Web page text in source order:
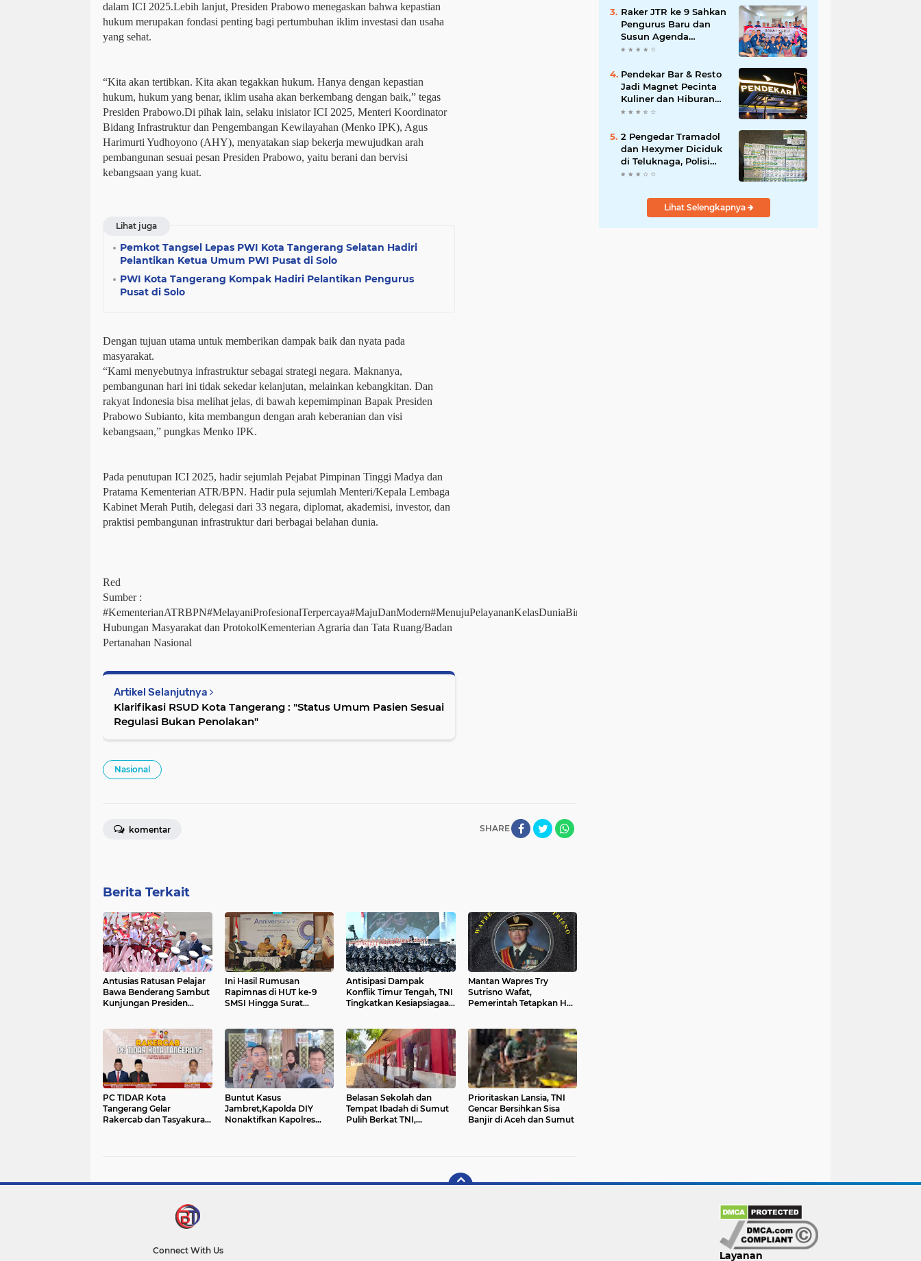
dalam ICI 2025.Lebih lanjut, Presiden Prabowo menegaskan bahwa kepastian
hukum merupakan fondasi penting bagi pertumbuhan iklim investasi dan usaha
yang sehat.
“Kita akan tertibkan. Kita akan tegakkan hukum. Hanya dengan kepastian
hukum, hukum yang benar, iklim usaha akan berkembang dengan baik,” tegas
Presiden Prabowo.Di pihak lain, selaku inisiator ICI 2025, Menteri Koordinator
Bidang Infrastruktur dan Pengembangan Kewilayahan (Menko IPK), Agus
Harimurti Yudhoyono (AHY), menyatakan siap bekerja mewujudkan arah
pembangunan sesuai pesan Presiden Prabowo, yaitu berani dan bervisi
kebangsaan yang kuat.
Lihat juga
Pemkot Tangsel Lepas PWI Kota Tangerang Selatan Hadiri
Pelantikan Ketua Umum PWI Pusat di Solo
PWI Kota Tangerang Kompak Hadiri Pelantikan Pengurus
Pusat di Solo
Dengan tujuan utama untuk memberikan dampak baik dan nyata pada
masyarakat.
“Kami menyebutnya infrastruktur sebagai strategi negara. Maknanya,
pembangunan hari ini tidak sekedar kelanjutan, melainkan kebangkitan. Dan
rakyat Indonesia bisa melihat jelas, di bawah kepemimpinan Bapak Presiden
Prabowo Subianto, kita membangun dengan arah keberanian dan visi
kebangsaan,” pungkas Menko IPK.
Pada penutupan ICI 2025, hadir sejumlah Pejabat Pimpinan Tinggi Madya dan
Pratama Kementerian ATR/BPN. Hadir pula sejumlah Menteri/Kepala Lembaga
Kabinet Merah Putih, delegasi dari 33 negara, diplomat, akademisi, investor, dan
praktisi pembangunan infrastruktur dari berbagai belahan dunia.
Red
Sumber :
#KementerianATRBPN#MelayaniProfesionalTerpercaya#MajuDanModern#MenujuPelayananKelasDuniaBiro
Hubungan Masyarakat dan ProtokolKementerian Agraria dan Tata Ruang/Badan
Pertanahan Nasional
Artikel Selanjutnya
Klarifikasi RSUD Kota Tangerang : "Status Umum Pasien Sesuai
Regulasi Bukan Penolakan"
Nasional
SHARE
komentar
Berita Terkait
Antusias Ratusan Pelajar
Bawa Benderang Sambut
Kunjungan Presiden
Ini Hasil Rumusan
Rapimnas di HUT ke-9
SMSI Hingga Surat
Antisipasi Dampak
Konflik Timur Tengah, TNI
Tingkatkan Kesiapsiagaan
Mantan Wapres Try
Sutrisno Wafat,
Pemerintah Tetapkan Hari
PC TIDAR Kota
Tangerang Gelar
Rakercab dan Tasyakuran
Buntut Kasus
Jambret,Kapolda DIY
Nonaktifkan Kapolres
Belasan Sekolah dan
Tempat Ibadah di Sumut
Pulih Berkat TNI,
Prioritaskan Lansia, TNI
Gencar Bersihkan Sisa
Banjir di Aceh dan Sumut
hingga Fatal
Raker JTR ke 9 Sahkan
Pengurus Baru dan
Susun Agenda
Strategis 2026
Pendekar Bar & Resto
Jadi Magnet Pecinta
Kuliner dan Hiburan
Malam di Tangerang
2 Pengedar Tramadol
dan Hexymer Diciduk
di Teluknaga, Polisi
Amankan Ratusan Pil
Lihat Selengkapnya
Connect With Us Layanan